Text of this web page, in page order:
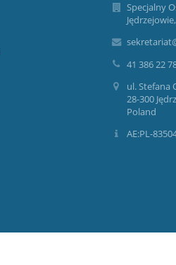
Specjalny
Jędrzejowie,
41 386 22
ul. Stefana
28-300
Poland
AE:PL-